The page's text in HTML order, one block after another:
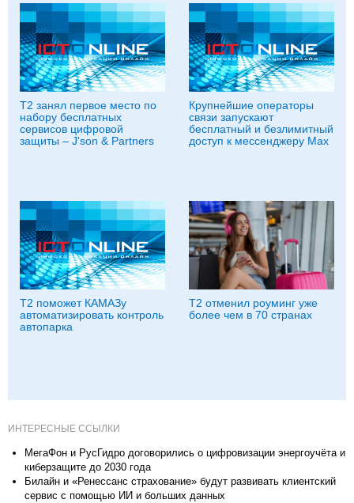
Т2 занял первое место по
набору бесплатных
сервисов цифровой
защиты – J'son & Partners
Крупнейшие операторы
связи запускают
бесплатный и безлимитный
доступ к мессенджеру Мах
T2 поможет КАМАЗу
автоматизировать контроль
автопарка
Т2 отменил роуминг уже
более чем в 70 странах
ИНТЕРЕСНЫЕ ССЫЛКИ
МегаФон и РусГидро договорились о цифровизации энергоучёта и
киберзащите до 2030 года
Билайн и «Ренессанс страхование» будут развивать клиентский
сервис с помощью ИИ и больших данных